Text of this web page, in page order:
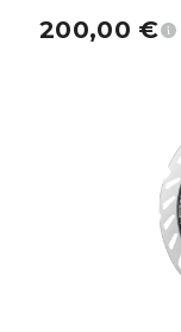
200,00 €